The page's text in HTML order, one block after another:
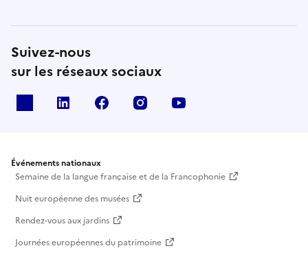
Suivez-nous
sur les réseaux sociaux
Linkedin Facebook Instagram
Événements nationaux
Semaine de la langue française et de la Francophonie
Nuit européenne des musées
Rendez-vous aux jardins
Journées européennes du patrimoine